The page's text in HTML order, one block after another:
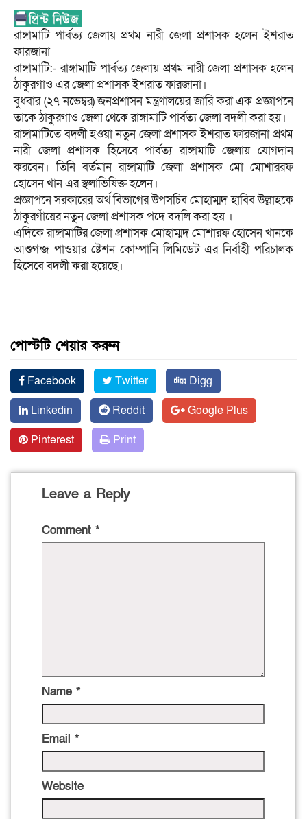
রাঙ্গামাটি পার্বত্য জেলায় প্রথম নারী জেলা প্রশাসক হলেন ইশরাত
ফারজানা
রাঙ্গামাটি:- রাঙ্গামাটি পার্বত্য জেলায় প্রথম নারী জেলা প্রশাসক হলেন
ঠাকুরগাও এর জেলা প্রশাসক ইশরাত ফারজানা।
বুধবার (২৭ নভেম্বর) জনপ্রশাসন মন্ত্রণালয়ের জারি করা এক প্রজ্ঞাপনে
তাকে ঠাকুরগাও জেলা থেকে রাঙ্গামাটি পার্বত্য জেলা বদলী করা হয়।
রাঙ্গামাটিতে বদলী হওয়া নতুন জেলা প্রশাসক ইশরাত ফারজানা প্রথম
নারী জেলা প্রশাসক হিসেবে পার্বত্য রাঙ্গামাটি জেলায় যোগদান
করবেন। তিনি বর্তমান রাঙ্গামাটি জেলা প্রশাসক মো মোশাররফ
হোসেন খান এর স্থলাভিষিক্ত হলেন।
প্রজ্ঞাপনে সরকারের অর্থ বিভাগের উপসচিব মোহাম্মদ হাবিব উল্লাহকে
ঠাকুরগাঁয়ের নতুন জেলা প্রশাসক পদে বদলি করা হয় ।
এদিকে রাঙ্গামাটির জেলা প্রশাসক মোহাম্মদ মোশারফ হোসেন খানকে
আশুগন্জ পাওয়ার ষ্টেশন কোম্পানি লিমিডেট এর নির্বাহী পরিচালক
হিসেবে বদলী করা হয়েছে।
পোস্টটি শেয়ার করুন
Facebook Twitter
Digg
Linkedin
Reddit
Google Plus
Pinterest
Print
Leave a Reply
Comment *
Name *
Email *
Website